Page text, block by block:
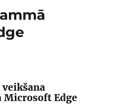
Edge